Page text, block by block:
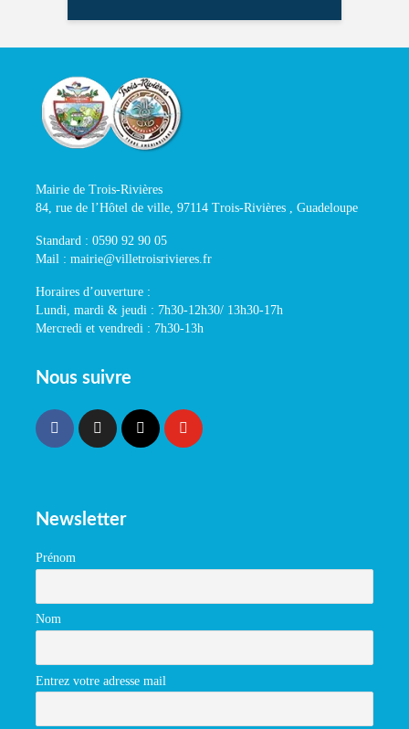
Mairie de Trois-Rivières
84, rue de l’Hôtel de ville, 97114 Trois-Rivières , Guadeloupe
Standard : 0590 92 90 05
Mail : mairie@villetroisrivieres.fr
Horaires d’ouverture :
Lundi, mardi & jeudi : 7h30-12h30/ 13h30-17h
Mercredi et vendredi : 7h30-13h
Nous suivre
Newsletter
Prénom
Nom
Entrez votre adresse mail